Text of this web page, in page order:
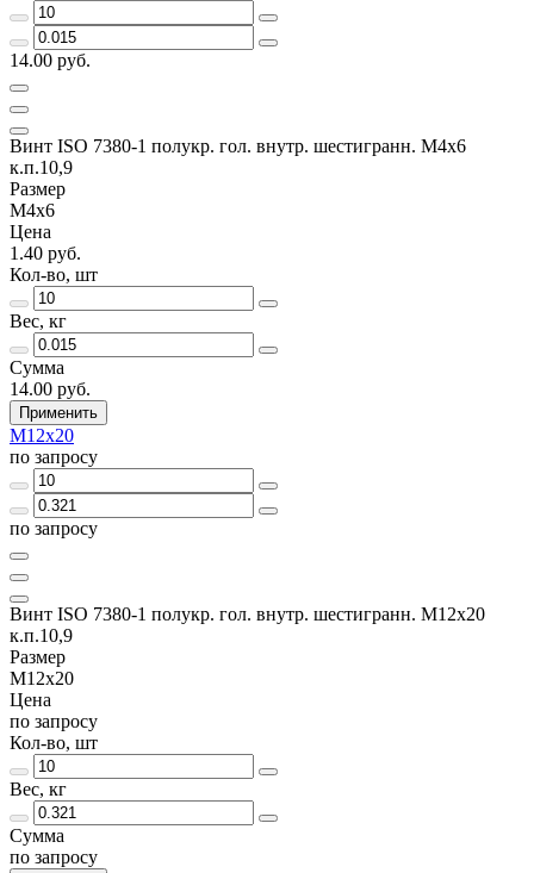
14.00 руб.
Винт ISO 7380-1 полукр. гол. внутр. шестигранн. М4х6
к.п.10,9
Размер
М4х6
Цена
1.40 руб.
Кол-во, шт
Вес, кг
Сумма
14.00 руб.
Применить
М12х20
по запросу
по запросу
Винт ISO 7380-1 полукр. гол. внутр. шестигранн. М12х20
к.п.10,9
Размер
М12х20
Цена
по запросу
Кол-во, шт
Вес, кг
Сумма
по запросу